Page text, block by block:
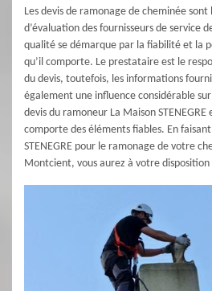
Les devis de ramonage de cheminée sont
d’évaluation des fournisseurs de service
qualité se démarque par la fiabilité et la
qu’il comporte. Le prestataire est le
du devis, toutefois, les informations
également une influence considérable
devis du ramoneur La Maison
comporte des éléments fiables. En
STENEGRE pour le ramonage de votre
Montcient, vous aurez à votre